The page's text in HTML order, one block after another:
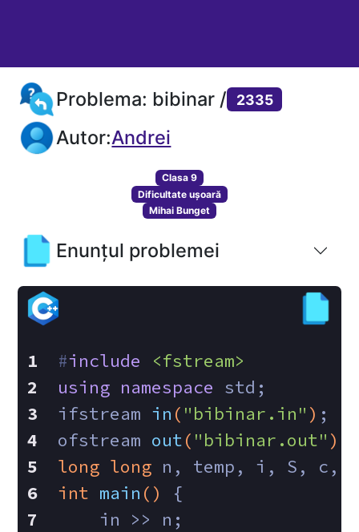
Problema: bibinar / 2335
Autor:Andrei
Clasa 9
Dificultate ușoară
Mihai Bunget
Enunțul problemei
#include
<fstream>
using namespace std;
ifstream in ( "bibinar.in" ) ;
ofstream out( "bibinar.out" )
long long n, temp, i, S, c,
int main ()
{
    in >> n;